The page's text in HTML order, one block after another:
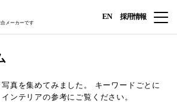
メーカーです
EN 採用情報
真を集めてみました。
キーワードごとに
ンテリアの参考にご覧ください。